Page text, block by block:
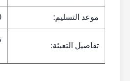
موعد التسليم: 30
تفاصيل التعبئة: